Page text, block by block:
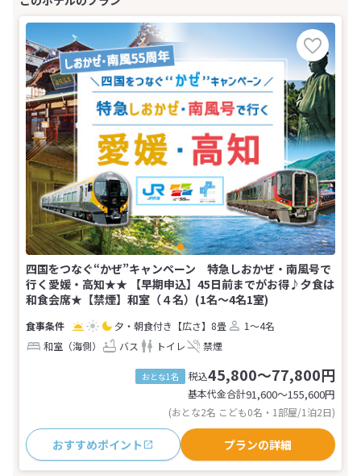
四国をつなぐ“かぜ”キャンペーン 特急しおかぜ・南風号で
行く愛媛・高知★★ 【早期申込】45日前までがお得♪夕食は
和食会席★【禁煙】和室（４名）(1名～4名1室)
夕・朝食付き 【広さ】8畳
1～4名
和室（海側）
バス トイレ 禁煙
おとな1名 税込45,800～77,800円
基本代金合計91,600〜155,600円
(おとな2名 こども0名・1部屋/1泊2日)
おすすめポイント プランの詳細